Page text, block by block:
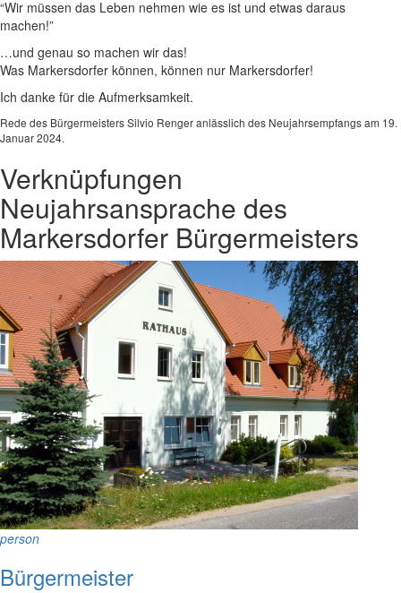
“Wir müssen das Leben nehmen wie es ist und etwas daraus
machen!”
…und genau so machen wir das!
Was Markersdorfer können, können nur Markersdorfer!
Ich danke für die Aufmerksamkeit.
Rede des Bürgermeisters Silvio Renger anlässlich des Neujahrsempfangs am 19.
Januar 2024.
Verknüpfungen
Neujahrsansprache des
Markersdorfer Bürgermeisters
person
Bürgermeister